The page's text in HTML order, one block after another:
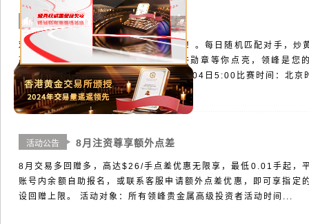
活动公告 交易争霸赛第二十六季
欢庆十五周年，交易争霸瓜分百万奖金！。每日随机匹配对手，
赢双倍奖金，燃情冲榜惊喜加倍，特许勋章等你点亮，领峰是您
2026年08月03日5:00 至 2026年09月04日5:00比赛时间：北京
活动公告 8月注资尊享额外点差
8月交易多回赠多，高达$26/手点差优惠无限享，最低0.01手起，
账号内余额自助报名，或联系客服申请额外点差优惠，即可享指
设回赠上限。 活动对象：所有领峰贵金属高级投资者活动时间...